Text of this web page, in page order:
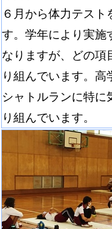
６月から体力テスト
す。学年により実施
なりますが、どの項
り組んでいます。高
シャトルランに特に
り組んでいます。